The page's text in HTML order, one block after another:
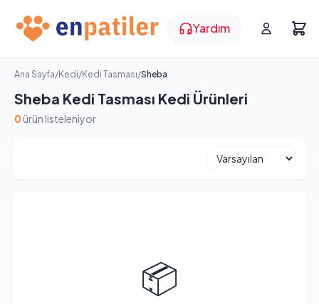
Yardım
Ana Sayfa/Kedi/Kedi Tasması/Sheba
Sheba Kedi Tasması Kedi Ürünleri
0 ürün listeleniyor
📦